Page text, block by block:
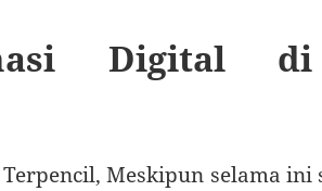
Digital
Meskipun selama ini